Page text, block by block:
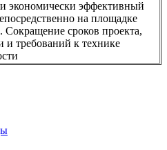
экономически эффективный
на площадке
Сокращение сроков проекта,
и требований к технике